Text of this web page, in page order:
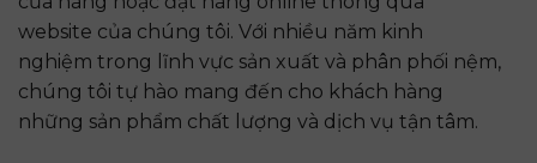
website của chúng tôi. Với nhiều năm kinh
nghiệm trong lĩnh vực sản xuất và phân phối nệm,
chúng tôi tự hào mang đến cho khách hàng
những sản phẩm chất lượng và dịch vụ tận tâm.